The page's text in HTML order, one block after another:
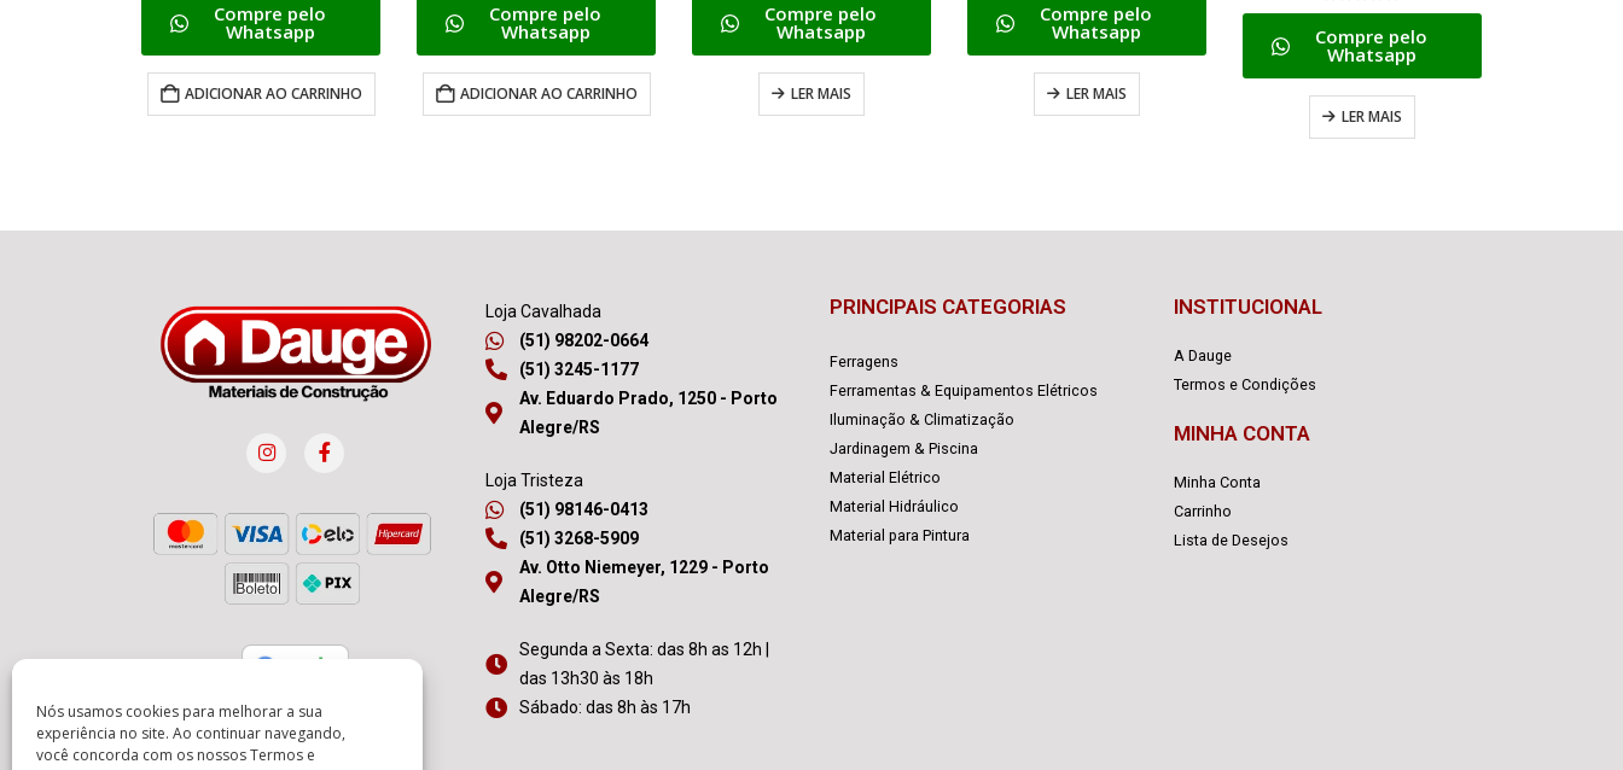
Nós usamos cookies para melhorar a sua
experiência no site. Ao continuar navegando,
você concorda com os nossosTermos e
Compre pelo
Whatsapp
ADICIONAR AO CARRINHO
Compre pelo
Whatsapp
LER MAIS
Compre pelo
Whatsapp
LER MAIS
0de 5
Compre pelo
Whatsapp
LER MAIS
Compre pelo
Whatsapp
ADICIONAR AO CARRINHO
Loja Cavalhada
(51) 98202-0664
(51) 3245-1177
Av. Eduardo Prado, 1250 - Porto
Alegre/RS
Loja Tristeza
(51) 98146-0413
(51) 3268-5909
Av. Otto Niemeyer, 1229 - Porto
Alegre/RS
Segunda a Sexta: das 8h as 12h |
das 13h30 às 18h
Sábado: das 8h às 17h
PRINCIPAIS CATEGORIAS
Ferragens
Ferramentas & Equipamentos Elétricos
Iluminação & Climatização
Jardinagem & Piscina
Material Elétrico
Material Hidráulico
Material para Pintura
INSTITUCIONAL
A Dauge
Termos e Condições
MINHA CONTA
Minha Conta
Carrinho
Lista de Desejos